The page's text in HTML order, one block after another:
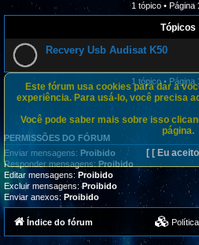
1 tópico • Página
Tópicos
Recvery Usb Audisat K50
1 tópico • Página
PERMISSÕES DO FÓRUM
Enviar mensagens: Proibido
Responder mensagens: Proibido
Editar mensagens:Proibido
Excluir mensagens:Proibido
Enviar anexos: Proibido
Este fórum usa cookies para dar a
experiência. Para usá-lo, você precisa
Você pode saber mais sobre isso
página.
[ [ Eu
Índice do fórum